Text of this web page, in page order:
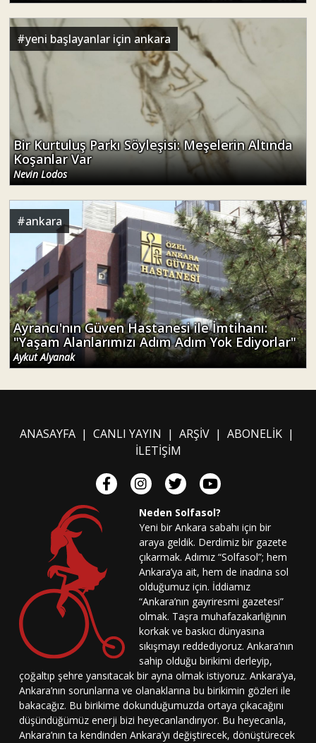
#yeni başlayanlar için ankara
Bir Kurtuluş Parkı Söyleşisi: Meşelerin Altında
Koşanlar Var
Nevin Lodos
#ankara
Ayrancı'nın Güven Hastanesi ile İmtihanı:
"Yaşam Alanlarımızı Adım Adım Yok Ediyorlar"
Aykut Alyanak
ANASAYFA| CANLI YAYIN | ARŞİV| ABONELİK|
İLETİŞİM
Neden Solfasol?
Yeni bir Ankara sabahı için bir
araya geldik. Derdimiz bir gazete
çıkarmak. Adımız “Solfasol”; hem
Ankara’ya ait, hem de inadına sol
olduğumuz için. İddiamız
“Ankara’nın gayriresmi gazetesi”
olmak. Taşra muhafazakarlığının
korkak ve baskıcı dünyasına
sıkışmayı reddediyoruz. Ankara’nın
sahip olduğu birikimi derleyip,
çoğaltıp şehre yansıtacak bir ayna olmak istiyoruz. Ankara’ya,
Ankara’nın sorunlarına ve olanaklarına bu birikimin gözleri ile
bakacağız. Bu birikime dokunduğumuzda ortaya çıkacağını
düşündüğümüz enerji bizi heyecanlandırıyor. Bu heyecanla,
Ankara’nın ta kendinden Ankara’yı değiştirecek, dönüştürecek